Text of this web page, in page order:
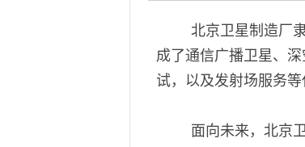
北京卫星制造厂
成了通信广播卫星、
试，以及发射场服务
面向未来，北京